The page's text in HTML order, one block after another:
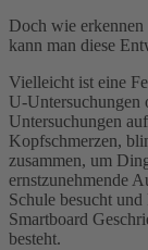
Doch wie
kann man diese
Vielleicht ist eine
U-Untersuchungen
Untersuchungen
Kopfschmerzen,
zusammen, um
ernstzunehmende
Schule besucht
Smartboard
besteht.